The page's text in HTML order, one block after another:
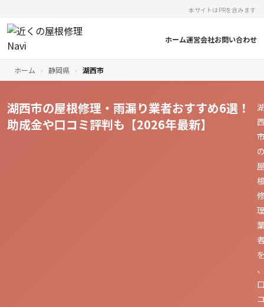
本サイトはPRを含みます
ホーム運営会社お問い合わせ
ホーム › 静岡県 › 湖西市
湖西市の屋根修理・雨漏り業者おすすめ6選！
助成金や口コミ評判も【2026年最新】